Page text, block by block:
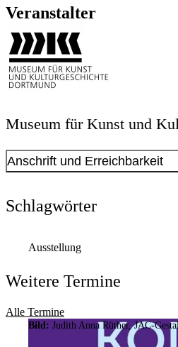
Veranstalter
Museum für Kunst und
Anschrift und Erreichbarkeit
Schlagwörter
Ausstellung
Weitere Termine
Alle Termine
Bild: Judith Anna Rüther, JAC-